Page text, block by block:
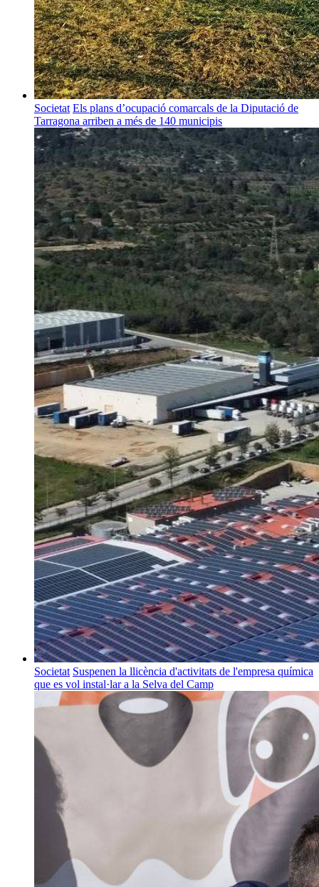
Societat Els plans d’ocupació comarcals de la Diputació de
Tarragona arriben a més de 140 municipis
Societat Suspenen la llicència d'activitats de l'empresa química
que es vol instal·lar a la Selva del Camp